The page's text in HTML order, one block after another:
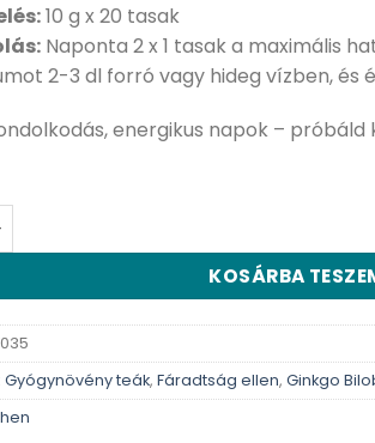
10 g x 20 tasak
Naponta 2 x 1 tasak a maximális
2-3 dl forró vagy hideg vízben, és
energikus napok – próbáld
ginkgo biloba instant tea – 20db
KOSÁRBA
Gyógynövény teák, Fáradtság ellen, Ginkgo